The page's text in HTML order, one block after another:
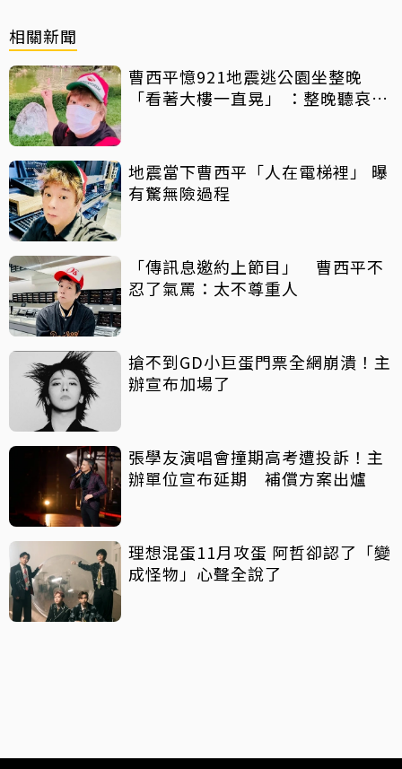
相關新聞
曹西平憶921地震逃公園坐整晚
「看著大樓一直晃」 ：整晚聽哀嚎
地震當下曹西平「人在電梯裡」 曝
有驚無險過程
「傳訊息邀約上節目」 曹西平不
忍了氣罵：太不尊重人
搶不到GD小巨蛋門票全網崩潰！主
辦宣布加場了
張學友演唱會撞期高考遭投訴！主
辦單位宣布延期 補償方案出爐
理想混蛋11月攻蛋 阿哲卻認了「變
成怪物」心聲全說了